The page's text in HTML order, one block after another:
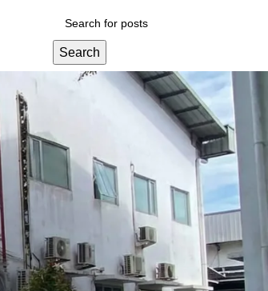
Search
Categories
Blog
Layanan Kami
Tips & Edukasi
Wawasan Umum